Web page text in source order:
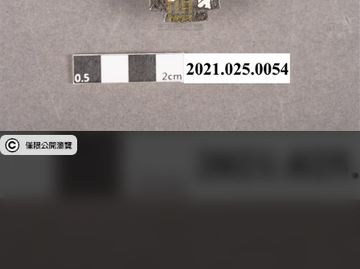
受著作權法保護-僅限於本平台有限度公開瀏覽